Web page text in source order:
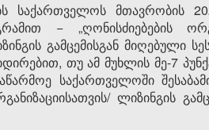
საქართველოს მთავრობის
− „ღონისძიებების
გამცემისგან მიღებული
თუ ამ მუხლის მე-7
საქართველოში
ლიზინგის